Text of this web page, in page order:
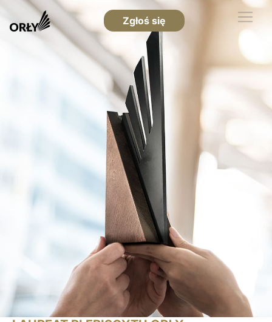
Zgłoś się